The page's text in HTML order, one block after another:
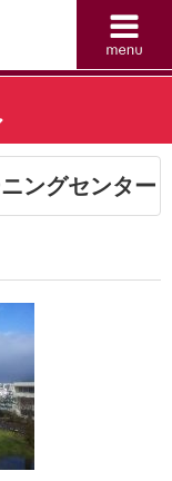
ングセンター